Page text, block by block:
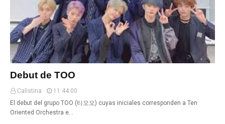
Debut de TOO
Calistina
11:44:00
El debut del grupo TOO (티오오) cuyas iniciales corresponden a Ten
Oriented Orchestra e…